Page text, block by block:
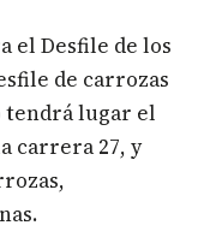
el Desfile de los
de carrozas
tendrá lugar el
carrera 27, y